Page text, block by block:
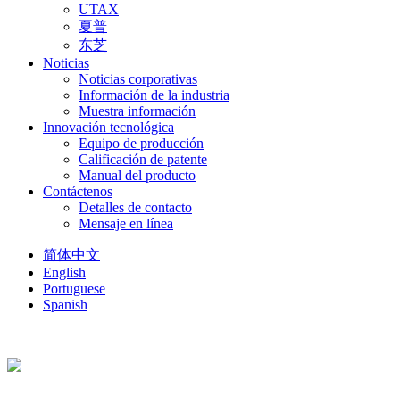
UTAX
夏普
东芝
Noticias
Noticias corporativas
Información de la industria
Muestra información
Innovación tecnológica
Equipo de producción
Calificación de patente
Manual del producto
Contáctenos
Detalles de contacto
Mensaje en línea
简体中文
English
Portuguese
Spanish